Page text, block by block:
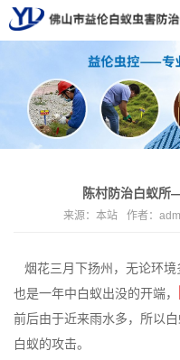
陈村防治白蚁所
来源： 本站 作者：
烟花三月下扬州，无论环
也是一年中白蚁出没的开端，
前后由于近来雨水多，所以
白蚁的攻击。